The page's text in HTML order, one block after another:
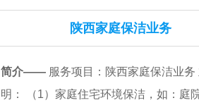
陕西家庭保洁业务
简介—— 服务项目：陕西家庭保洁业务
明： （1）家庭住宅环境保洁，如：庭